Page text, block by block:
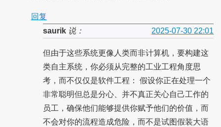
回复
saurik说： 2025-07-30 22:01
但由于这些系统更像人类而非计算机，要构建这
类自主系统，你必须从完整的工业工程角度思
考，而不仅仅是软件工程： 假设你正在处理一个
非常聪明但总是分心、并不真正关心自己工作的
员工，确保他们能够提供你赋予他们的价值，而
不会对你的流程造成危险，而不是试图假装大语